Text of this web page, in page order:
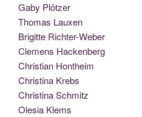
Gaby Plötzer
Tho­mas Lauxen
Bri­git­te Richter-Weber
Cle­mens Hackenberg
Chris­ti­an Hontheim
Chris­ti­na Krebs
Chris­ti­na Schmitz
Ole­sia Klems